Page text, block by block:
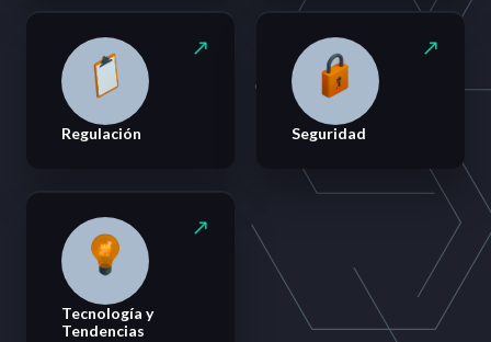
Regulación Seguridad
Tecnología y
Tendencias